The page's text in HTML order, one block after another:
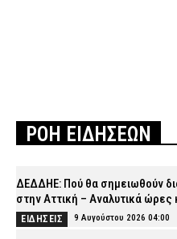
ΡΟΗ ΕΙΔΗΣΕΩΝ
ΔΕΔΔΗΕ: Πού θα σημειωθούν
στην Αττική – Αναλυτικά ώρες
ΕΙΔΗΣΕΙΣ 9 Αυγούστου 2026 04:00